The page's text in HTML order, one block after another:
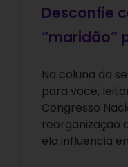
Desconfie
“maridão”
Na coluna da
para você,
Congresso
reorganização
ela influencia